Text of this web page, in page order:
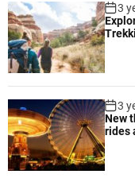
3
3
New
rides